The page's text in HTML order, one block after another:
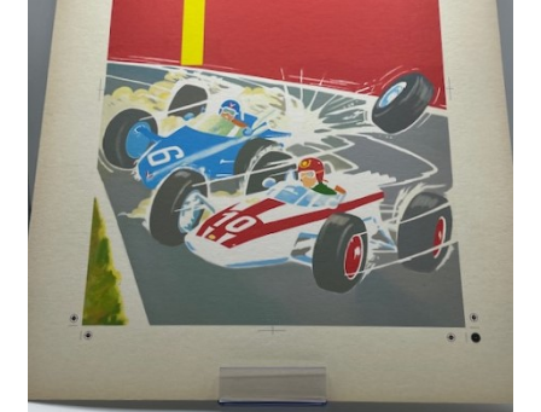
Team Building